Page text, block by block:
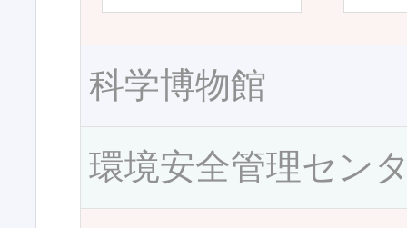
科学博物館
環境安全管理セン